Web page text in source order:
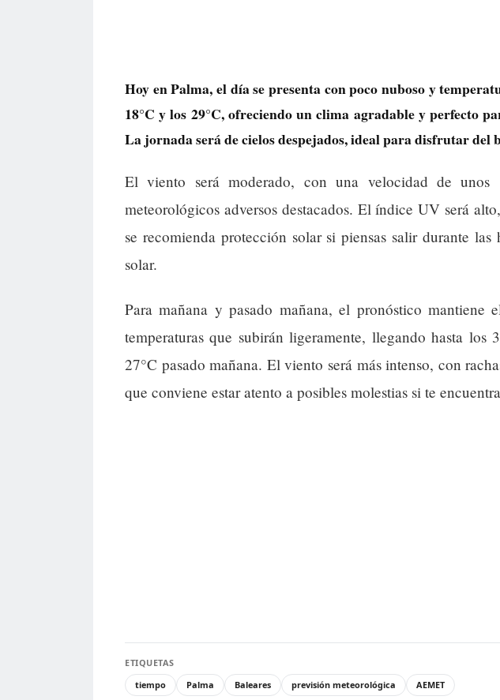
Hoy en Palma, el día se presenta con poco nuboso y
18°C y los 29°C, ofreciendo un clima agradable y perfecto
La jornada será de cielos despejados, ideal para disfrutar del
El viento será moderado, con una velocidad de unos
meteorológicos adversos destacados. El índice UV será
se recomienda protección solar si piensas salir durante las
solar.
Para mañana y pasado mañana, el pronóstico mantiene
temperaturas que subirán ligeramente, llegando hasta los
27°C pasado mañana. El viento será más intenso, con
que conviene estar atento a posibles molestias si te
ETIQUETAS
tiempo
Palma Baleares previsión meteorológica AEMET